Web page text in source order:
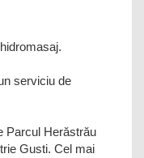
serviciu de
Parcul Herăstrău
Gusti. Cel mai